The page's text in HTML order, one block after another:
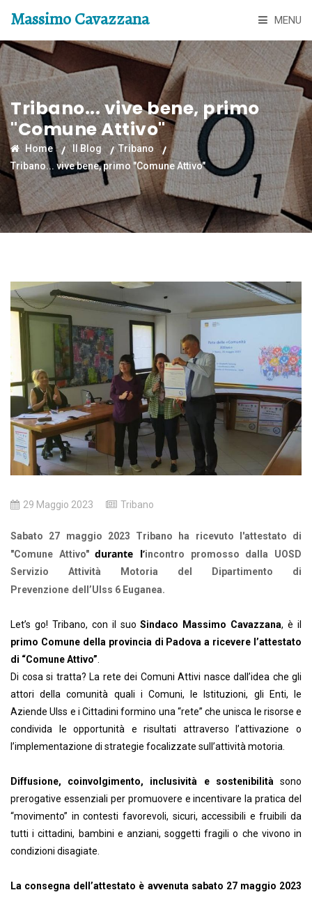
Massimo Cavazzana MENU
Tribano... vive bene, primo
"Comune Attivo"
Home Il Blog
Tribano
Tribano... vive bene, primo "Comune Attivo"
29 Maggio 2023 Tribano
Sabato 27 maggio 2023 Tribano ha ricevuto l'attestato di
"Comune Attivo"durante l’incontro promosso dalla UOSD
Servizio Attività Motoria del Dipartimento di
Prevenzione dell’Ulss 6 Euganea.
Let’s go! Tribano, con il suoSindaco Massimo Cavazzana, è il
primo Comune della provincia di Padova a ricevere l’attestato
di “Comune Attivo”.
Di cosa si tratta? La rete dei Comuni Attivi nasce dall’idea che gli
attori della comunità quali i Comuni, le Istituzioni, gli Enti, le
Aziende Ulss e i Cittadini formino una “rete” che unisca le risorse e
condivida le opportunità e risultati attraverso l’attivazione o
l’implementazione di strategie focalizzate sull’attività motoria.
Diffusione, coinvolgimento, inclusività e sostenibilitàsono
prerogative essenziali per promuovere e incentivare la pratica del
“movimento” in contesti favorevoli, sicuri, accessibili e fruibili da
tutti i cittadini, bambini e anziani, soggetti fragili o che vivono in
condizioni disagiate.
La consegna dell’attestato è avvenuta sabato 27 maggio 2023